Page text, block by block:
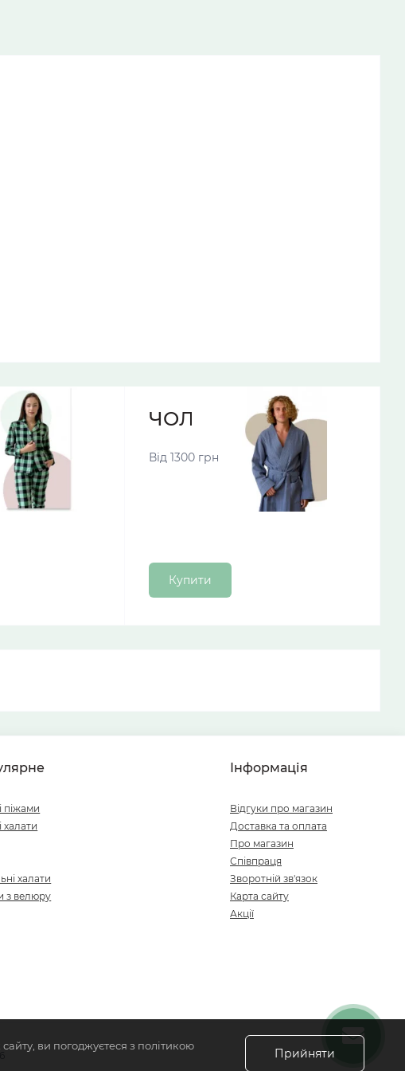
ЧОЛОВІЧІ ХАЛАТИ
Від 1300 грн
Купити
піжами
халати
халати
з велюру
Інформація
Відгуки про магазин
Доставка та оплата
Про магазин
Співпраця
Зворотній зв'язок
Карта сайту
Акції
ви погоджуєтеся з політикою
Прийняти